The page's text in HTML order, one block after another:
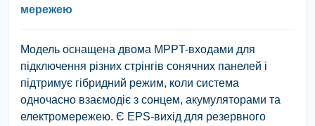
мережею
Модель оснащена двома MPPT-входами для
підключення різних стрінгів сонячних панелей і
підтримує гібридний режим, коли система
одночасно взаємодіє з сонцем, акумуляторами та
електромережею. Є EPS-вихід для резервного